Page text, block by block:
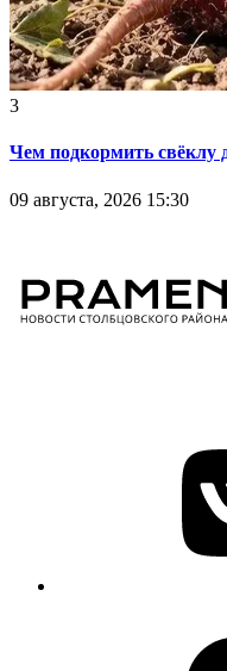
3
Чем подкормить свёклу
09 августа, 2026 15:30